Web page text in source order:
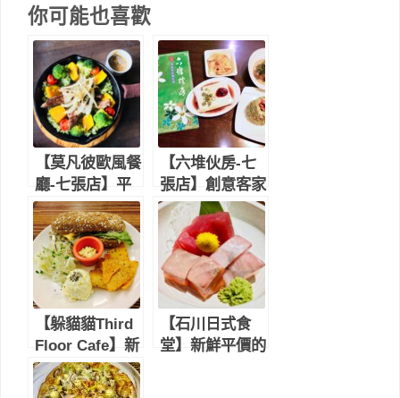
你可能也喜歡
【莫凡彼歐風餐
廳-七張店】平
價好吃的連鎖義
式餐廳，適合姐
妹聚餐、家族聚
會
【六堆伙房-七
張店】創意客家
料理｜麵飯、點
心、茶飲都有，
精緻又平價，好
吃無地雷｜新店
聚餐餐廳推薦
（內有菜單價
格）
【躲貓貓Third
Floor Cafe】新
店大坪林不限時
咖啡廳｜有插
【石川日式食
堂】新鮮平價的